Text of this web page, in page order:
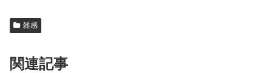
雑感
関連記事